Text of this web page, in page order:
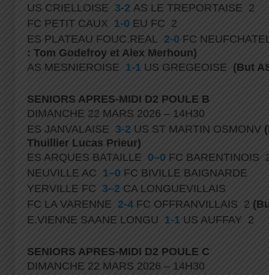
US CRIELLOISE 3-2 AS LE TREPORTAISE 2
FC PETIT CAUX 1-0 EU FC 2
ES PLATEAU FOUC.REAL 2-0 FC
: Tom Godefroy et Alex Merhoun)
AS MESNIEROISE 1-1 US GREGEOISE (But
SENIORS APRES-MIDI D2 POULE B
DIMANCHE 22 MARS 2026 – 14H30
ES JANVALAISE 3-2 US ST MARTIN OSMONV
Thuillier Lucas Prieur)
ES ARQUES BATAILLE 0–0 FC BARENTINOIS
NEUVILLE AC 1–0 FC BIVILLE BAIGNARDE
YERVILLE FC 3–2 CA LONGUEVILLAIS
FC LA VARENNE 2-4 FC OFFRANVILLAIS 2
E.VIENNE SAANE LONGU 1-1 US AUFFAY 2
SENIORS APRES-MIDI D2 POULE C
DIMANCHE 22 MARS 2026 – 14H30